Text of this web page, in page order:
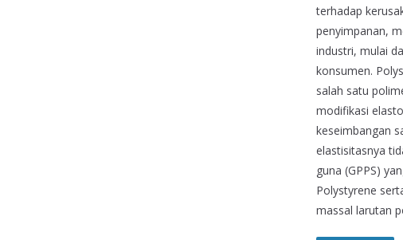
terhadap
penyimpanan,
industri, mulai
konsumen.
salah satu
modifikasi
keseimbangan
elastisitasnya
guna (GPPS)
Polystyrene
massal larutan